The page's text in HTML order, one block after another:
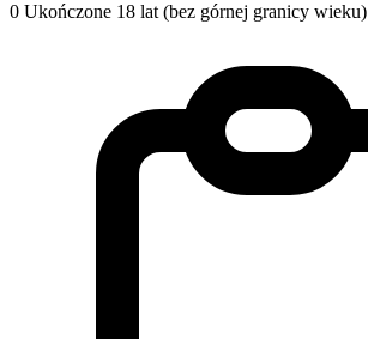
0 Ukończone 18 lat (bez górnej granicy wieku)